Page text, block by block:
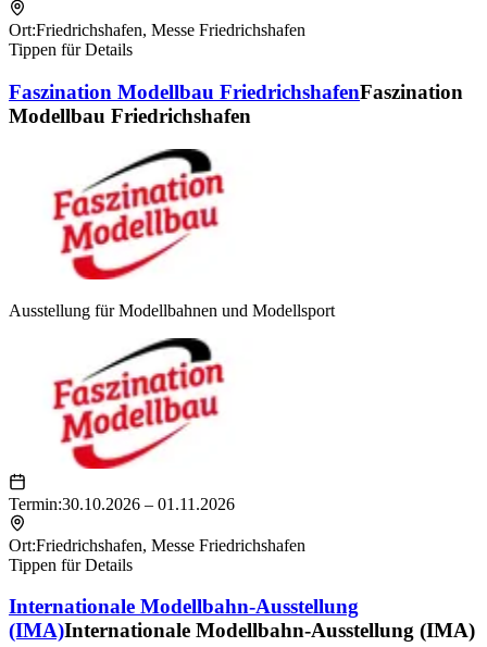
Ort:Friedrichshafen, Messe Friedrichshafen
Tippen für Details
Faszination Modellbau FriedrichshafenFaszination
Modellbau Friedrichshafen
Ausstellung für Modellbahnen und Modellsport
Termin:30.10.2026 – 01.11.2026
Ort:Friedrichshafen, Messe Friedrichshafen
Tippen für Details
Internationale Modellbahn-Ausstellung
(IMA)Internationale Modellbahn-Ausstellung (IMA)